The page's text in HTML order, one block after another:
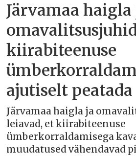
Järvamaa haigla
kiirabiteenuse
ajutiselt peatada
Järvamaa haigla ja
leiavad, et kiirabiteenuse
ümberkorraldamisega
muudatused vähendavad